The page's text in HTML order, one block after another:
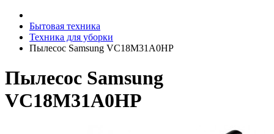
Бытовая техника
Техника для уборки
Пылесос Samsung VC18M31A0HP
Пылесос Samsung
VC18M31A0HP